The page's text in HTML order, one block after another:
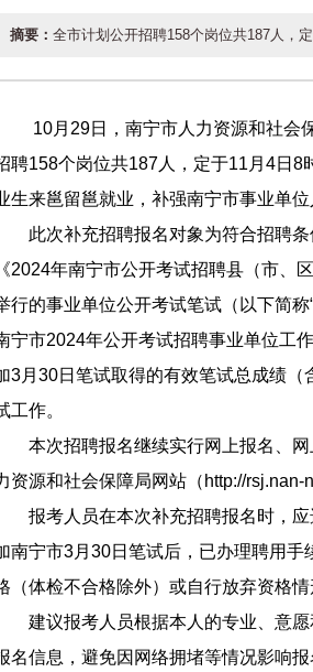
摘要： 全市计划公开招聘158个岗位共187人，
10月29日，南宁市人力资源和社会保
聘158个岗位共187人，定于11月4日8
生来邕留邕就业，补强南宁市事业单位
此次补充招聘报名对象为符合招聘条
《2024年南宁市公开考试招聘县（市、
行的事业单位公开考试笔试（以下简
宁市2024年公开考试招聘事业单位工
3月30日笔试取得的有效笔试总成绩
工作。
本次招聘报名继续实行网上报名、网
资源和社会保障局网站（http://rsj.nan-
报考人员在本次补充招聘报名时，应
南宁市3月30日笔试后，已办理聘用
（体检不合格除外）或自行放弃资格
建议报考人员根据本人的专业、意愿
名信息，避免因网络拥堵等情况影响